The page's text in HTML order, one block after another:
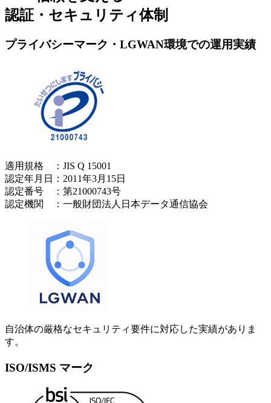
認証・セキュリティ体制
プライバシーマーク・LGWAN環境での運用実績
適用規格 ：JIS Q 15001
認定年月日：2011年3月15日
認定番号 ：第21000743号
認定機関 ：一般財団法人日本データ通信協会
自治体の厳格なセキュリティ要件に対応した実績がありま
す。
ISO/ISMS マーク